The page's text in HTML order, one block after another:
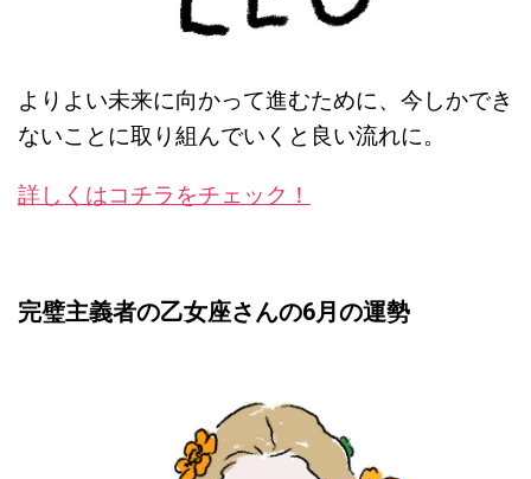
よりよい未来に向かって進むために、今しかでき
ないことに取り組んでいくと良い流れに。
詳しくはコチラをチェック！
完璧主義者の乙女座さんの6月の運勢